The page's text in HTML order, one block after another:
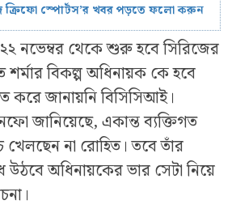
স্পোর্টস’র খবর পড়তে ফলো করুন
২২ নভেম্বর থেকে শুরু হবে সিরিজের
শর্মার বিকল্প অধিনায়ক কে হবে
করে জানায়নি বিসিসিআই।
জানিয়েছে, একান্ত ব্যক্তিগত
খেলছেন না রোহিত। তবে তাঁর
অধিনায়কের ভার সেটা নিয়ে